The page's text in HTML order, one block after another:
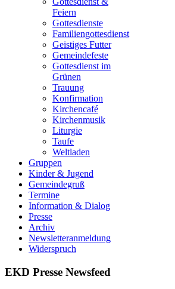
Feiern
Gottesdienste
Familiengottesdienst
Geistiges Futter
Gemeindefeste
Gottesdienst im
Grünen
Trauung
Konfirmation
Kirchencafé
Kirchenmusik
Liturgie
Taufe
Weltladen
Gruppen
Kinder & Jugend
Gemeindegruß
Termine
Information & Dialog
Presse
Archiv
Newsletteranmeldung
Widerspruch
EKD Presse Newsfeed